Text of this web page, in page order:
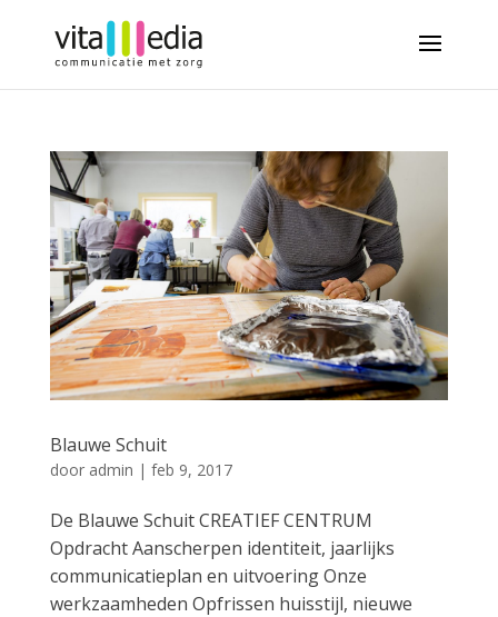
Blauwe Schuit
door admin | feb 9, 2017
De Blauwe Schuit CREATIEF CENTRUM
Opdracht Aanscherpen identiteit, jaarlijks
communicatieplan en uitvoering Onze
werkzaamheden Opfrissen huisstijl, nieuwe